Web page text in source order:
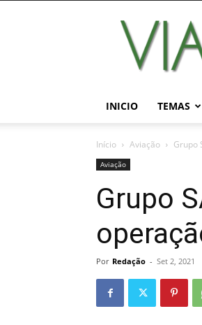
INICIO TEMAS
Início Aviação Grupo
Aviação
Grupo
Por Redação - Set 2, 2021